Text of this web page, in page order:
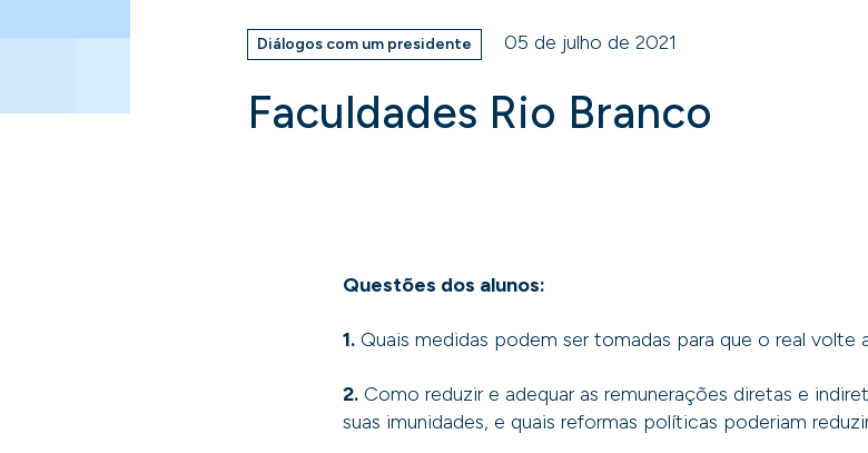
Diálogos com um presidente 05 de julho de 2021
Faculdades Rio Branco
Questões dos alunos:
1. Quais medidas podem ser tomadas para que o real volte
2. Como reduzir e adequar as remunerações diretas e
suas imunidades, e quais reformas políticas poderiam